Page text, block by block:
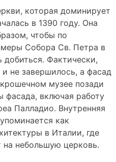
которая доминирует
в 1390 году. Она
чтобы по
Собора Св. Петра в
добиться. Фактически,
и не завершилось, а фасад
музее позади
фасада, включая работу
Палладио. Внутренняя
как
в Италии, где
на небольшую церковь.